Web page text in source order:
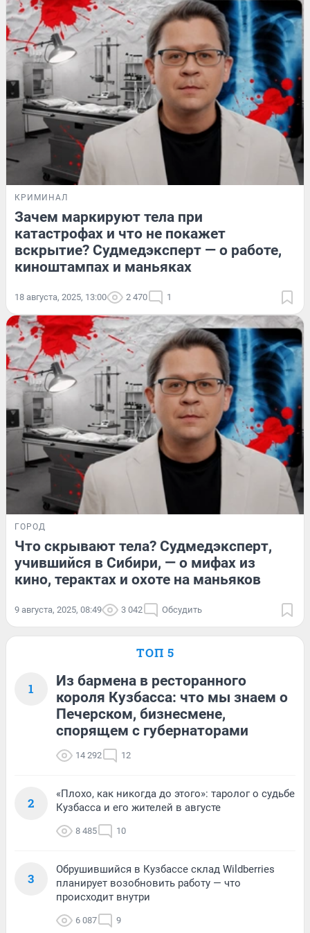
КРИМИНАЛ
Зачем маркируют тела при
катастрофах и что не покажет
вскрытие? Судмедэксперт — о работе,
киноштампах и маньяках
18 августа, 2025, 13:00 2 470 1
ГОРОД
Что скрывают тела? Судмедэксперт,
учившийся в Сибири, — о мифах из
кино, терактах и охоте на маньяков
9 августа, 2025, 08:49 3 042 Обсудить
ТОП 5
1
Из бармена в ресторанного
короля Кузбасса: что мы знаем о
Печерском, бизнесмене,
спорящем с губернаторами
14 292 12
2
«Плохо, как никогда до этого»: таролог о судьбе
Кузбасса и его жителей в августе
8 485 10
3
Обрушившийся в Кузбассе склад Wildberries
планирует возобновить работу — что
происходит внутри
6 087 9